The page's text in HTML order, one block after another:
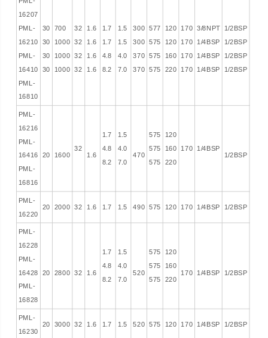
16207
PML-
16210
PML-
16410
PML-
16810
30
30
30
30
700
1000
1000
1000
32
32
32
32
1.6
1.6
1.6
1.6
1.7
1.7
4.8
8.2
1.5
1.5
4.0
7.0
300
300
370
370
577
575
575
575
120
120
160
220
170
170
170
170
3/8NPT
1/4BSP
1/4BSP
1/4BSP
1/2BSP
1/2BSP
1/2BSP
1/2BSP
PML-
16216
PML-
16416
PML-
16816
20 1600
32
1.6
1.7
4.8
8.2
1.5
4.0
7.0
470
575
575
575
120
160
220
170 1/4BSP
1/2BSP
PML-
16220
20 2000 32 1.6 1.7 1.5 490 575 120 170 1/4BSP 1/2BSP
PML-
16228
PML-
16428
PML-
16828
20 2800 32 1.6
1.7
4.8
8.2
1.5
4.0
7.0
520
575
575
575
120
160
220
170 1/4BSP 1/2BSP
PML-
16230
20 3000 32 1.6 1.7 1.5 520 575 120 170 1/4BSP 1/2BSP